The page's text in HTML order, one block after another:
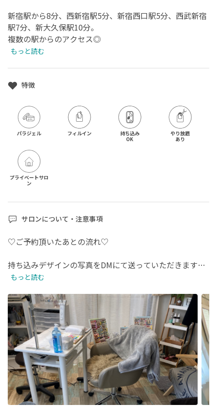
新宿駅から8分、西新宿駅5分、新宿西口駅5分、西武新宿
駅7分、新大久保駅10分。
複数の駅からのアクセス◎
もっと読む
特徴
パラジェル フィルイン
持ち込み
OK
やり放題
あり
プライベートサロ
ン
サロンについて・注意事項
♡ご予約頂いたあとの流れ♡
持ち込みデザインの写真をDMにて送っていただきます✨
可能なものや不可能なものなど確認させてくださいませ🙏
それ以外で、
お爪が欠けてる場合補強¥300
お爪が折れて長さを出す場合¥500
マニキュアオフする場合¥300
などは別途になりますので、そちらの確認もさせてくださ
い！
↓
前日に地図など詳細を送らせていただいておりますので、
DMにて確認していただけるようお願い致します🥺
もっと読む